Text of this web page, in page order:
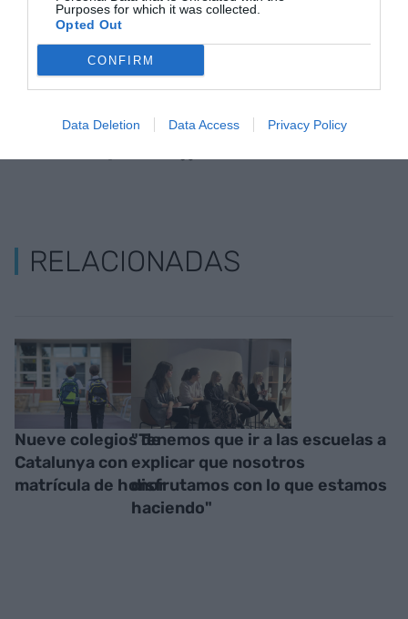
Purposes for which it was collected.
Opted Out
CONFIRM
Data Deletion Data Access Privacy Policy
de Google de forma gratuita
Mantente informado con las últimas noticias de
actualidad
ACTIVAR AHORA
RELACIONADAS
Nueve colegios de
Catalunya con
matrícula de honor
"Tenemos que ir a las escuelas a
explicar que nosotros
disfrutamos con lo que estamos
haciendo"